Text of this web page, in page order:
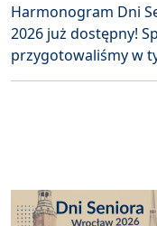
Harmonogram Dni
2026 już dostępny!
przygotowaliśmy w